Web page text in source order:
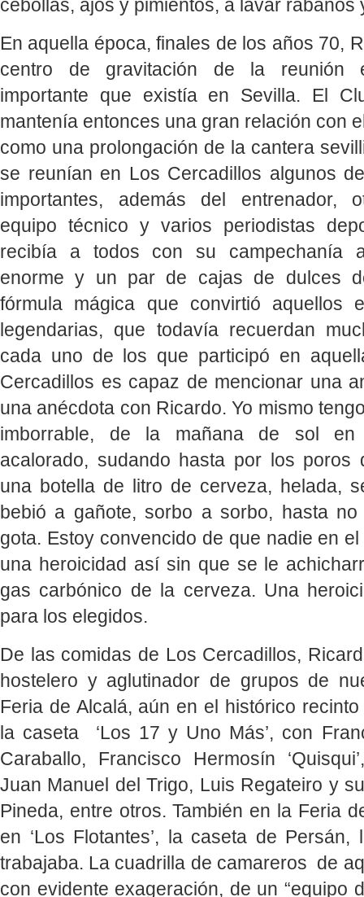
cebollas, ajos y pimientos, a lavar rábanos
En aquella época, finales de los años 70,
centro de gravitación de la reunión
importante que existía en Sevilla. El
mantenía entonces una gran relación con
como una prolongación de la cantera
se reunían en Los Cercadillos algunos
importantes, además del entrenador,
equipo técnico y varios periodistas
recibía a todos con su campechanía
enorme y un par de cajas de dulces
fórmula mágica que convirtió aquellos
legendarias, que todavía recuerdan
cada uno de los que participó en
Cercadillos es capaz de mencionar una
una anécdota con Ricardo. Yo mismo
imborrable, de la mañana de sol
acalorado, sudando hasta por los poros
una botella de litro de cerveza, helada,
bebió a gañote, sorbo a sorbo, hasta
gota. Estoy convencido de que nadie en
una heroicidad así sin que se le
gas carbónico de la cerveza. Una
para los elegidos.
De las comidas de Los Cercadillos,
hostelero y aglutinador de grupos de
Feria de Alcalá, aún en el histórico
la caseta ‘Los 17 y Uno Más’, con
Caraballo, Francisco Hermosín
Juan Manuel del Trigo, Luis Regateiro y
Pineda, entre otros. También en la Feria
en ‘Los Flotantes’, la caseta de
trabajaba. La cuadrilla de camareros de
con evidente exageración, de un “equipo